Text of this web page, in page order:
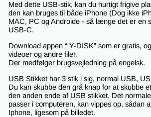
Med dette USB-stik, kan du hurtigt frigive
den kan bruges til både iPhone (Dog ikke
MAC, PC og Androide - så længe det er en
USB-C.
Download appen “ Y-DISK” som er gratis,
videoer og andre filer.
Der medfølger brugsvejledning på engelsk.
USB Stikket har 3 stik i sig, normal USB,
Du kan skubbe den grå knap for at skubbe
den anden ende af USB stikket. Det
passer i computeren, kan vippes op, sådan
Iphone, ligesom på billedet.